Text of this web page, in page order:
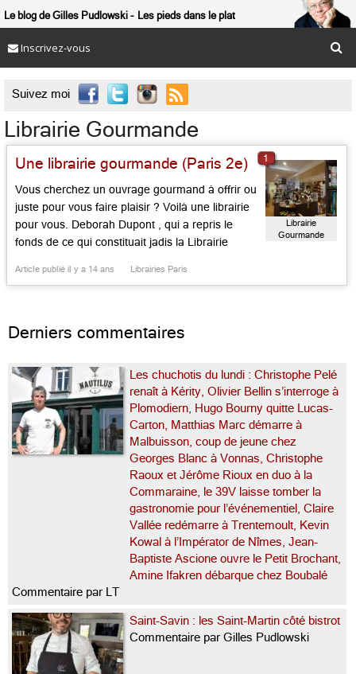
Le blog de Gilles Pudlowski Les pieds dans le plat
Inscrivez-vous
Suivez moi 
Librairie Gourmande
Une librairie gourmande (Paris 2e)
Vous cherchez un ouvrage gourmand à offrir ou
juste pour vous faire plaisir ? Voilà une librairie
pour vous. Deborah Dupont , qui a repris le
fonds de ce qui constituait jadis la Librairie
avec un personnel féminin charmant, sur un
Article publié il y a 14 ans Librairies Paris
Librairie
Gourmande
1
Derniers commentaires
Les chuchotis du lundi : Christophe Pelé
renaît à Kérity, Olivier Bellin s’interroge à
Plomodiern, Hugo Bourny quitte Lucas-
Carton, Matthias Marc démarre à
Malbuisson, coup de jeune chez
Georges Blanc à Vonnas, Christophe
Raoux et Jérôme Rioux en duo à la
Commaraine, le 39V laisse tomber la
gastronomie pour l’événementiel, Claire
Vallée redémarre à Trentemoult, Kevin
Kowal à l’Impérator de Nîmes, Jean-
Baptiste Ascione ouvre le Petit Brochant,
Amine Ifakren débarque chez Boubalé
Commentaire par LT
Saint-Savin : les Saint-Martin côté bistrot
Commentaire par Gilles Pudlowski